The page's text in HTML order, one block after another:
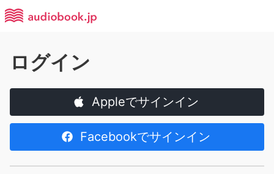
ログイン
Appleでサインイン
Facebookでサインイン